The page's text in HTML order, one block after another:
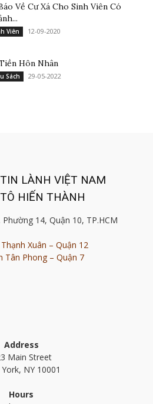
Về Cư Xá Cho Sinh Viên Có
Viên 12-09-2020
Hôn Nhân
Sách 29-05-2022
LÀNH VIỆT NAM
HIẾN THÀNH
14, Quận 10, TP.HCM
Xuân – Quận 12
Tân Phong – Quận 7
Address
Main Street
NY 10001
Hours